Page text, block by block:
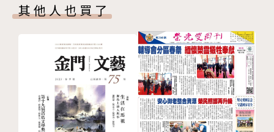
編輯小隊
文藝思潮、中外報導文學、文學批評、書評、藝術賞鑑
◎在編輯方向上：縱的方面，傳承中國文學的命脈，加
速新文學的成長；橫的方面，薈萃世界各國最新的文學
其他人也買了